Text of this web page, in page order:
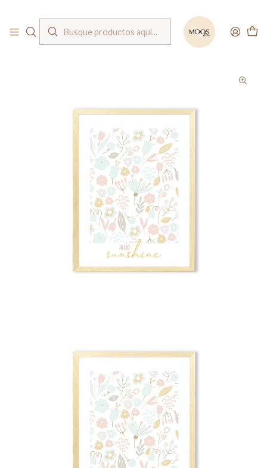
Inicio Cuadros Cuadros infantiles Cuadro floral